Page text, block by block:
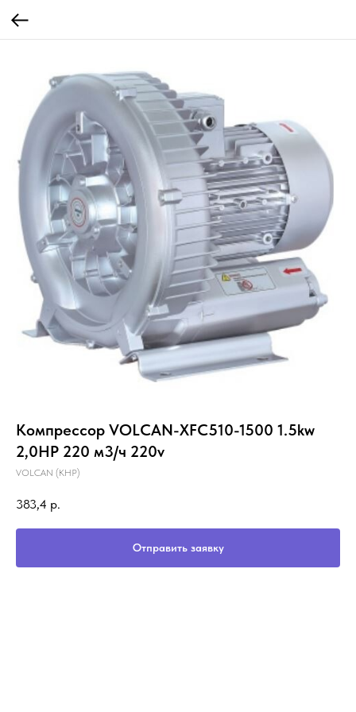
Компрессор VOLCAN-XFC510-1500 1.5kw
2,0HP 220 м3/ч 220v
VOLCAN (KHP)
383,4 р.
Отправить заявку